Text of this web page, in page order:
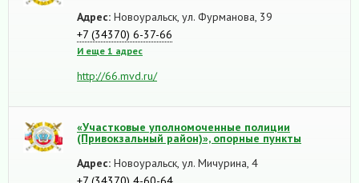
Адрес: Новоуральск, ул. Фурманова, 39
+7 (34370) 6-37-66
И еще 1 адрес
http://66.mvd.ru/
«Участковые уполномоченные полиции
(Привокзальный район)», опорные пункты
Адрес: Новоуральск, ул. Мичурина, 4